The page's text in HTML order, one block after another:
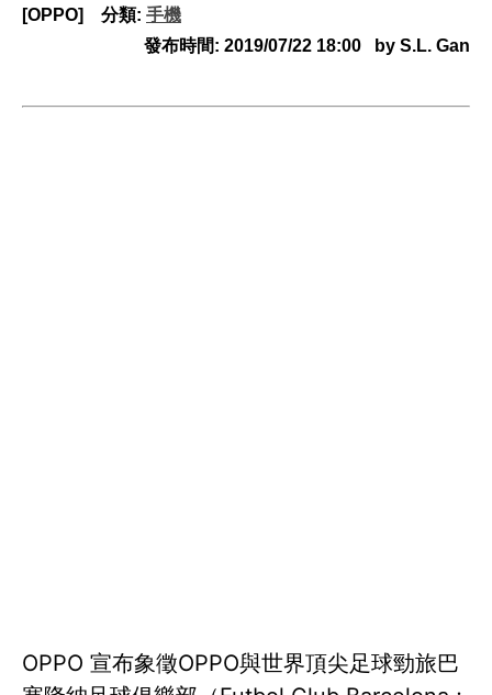
[OPPO] 分類: 手機
發布時間: 2019/07/22 18:00 by S.L. Gan
OPPO 宣布象徵OPPO與世界頂尖足球勁旅巴